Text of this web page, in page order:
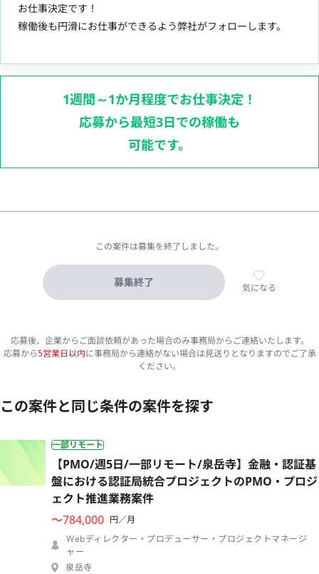
お仕事決定です！
稼働後も円滑にお仕事ができるよう弊社がフォローします。
1週間～1か月程度でお仕事決定！
応募から最短3日での稼働も
可能です。
この案件は募集を終了しました。
募集終了 気になる
応募後、企業からご面談依頼があった場合のみ事務局からご連絡いたします。
応募から5営業日以内に事務局から連絡がない場合は見送りとなりますのでご了承
ください。
この案件と同じ条件の案件を探す
一部リモート
【PMO/週5日/一部リモート/泉岳寺】金融・認証基
盤における認証局統合プロジェクトのPMO・プロジ
ェクト推進業務案件
〜784,000 円／月
Webディレクター・プロデューサー・プロジェクトマネージ
ャー
泉岳寺